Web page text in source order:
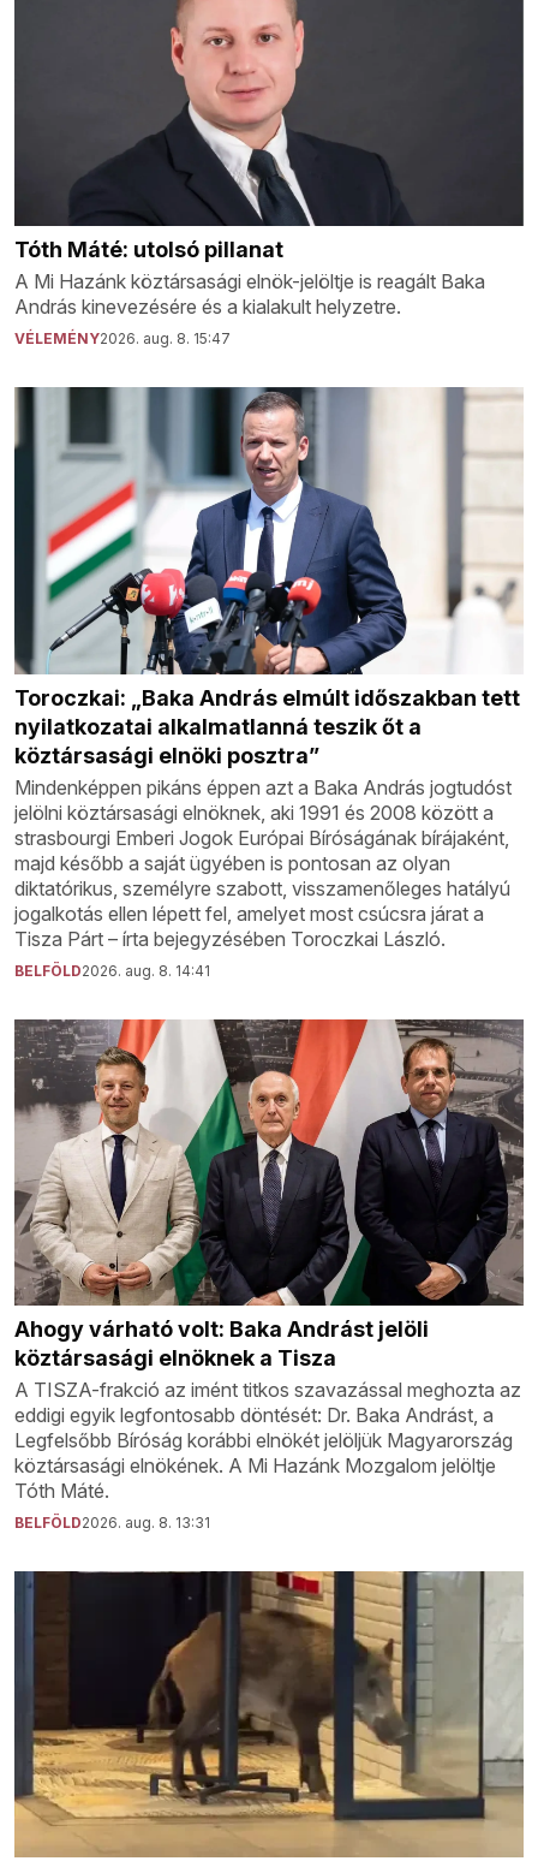
Tóth Máté: utolsó pillanat
A Mi Hazánk köztársasági elnök-jelöltje is reagált Baka
András kinevezésére és a kialakult helyzetre.
VÉLEMÉNY2026. aug. 8. 15:47
Toroczkai: „Baka András elmúlt időszakban tett
nyilatkozatai alkalmatlanná teszik őt a
köztársasági elnöki posztra”
Mindenképpen pikáns éppen azt a Baka András jogtudóst
jelölni köztársasági elnöknek, aki 1991 és 2008 között a
strasbourgi Emberi Jogok Európai Bíróságának bírájaként,
majd később a saját ügyében is pontosan az olyan
diktatórikus, személyre szabott, visszamenőleges hatályú
jogalkotás ellen lépett fel, amelyet most csúcsra járat a
Tisza Párt – írta bejegyzésében Toroczkai László.
BELFÖLD2026. aug. 8. 14:41
Ahogy várható volt: Baka Andrást jelöli
köztársasági elnöknek a Tisza
A TISZA-frakció az imént titkos szavazással meghozta az
eddigi egyik legfontosabb döntését: Dr. Baka Andrást, a
Legfelsőbb Bíróság korábbi elnökét jelöljük Magyarország
köztársasági elnökének. A Mi Hazánk Mozgalom jelöltje
Tóth Máté.
BELFÖLD2026. aug. 8. 13:31